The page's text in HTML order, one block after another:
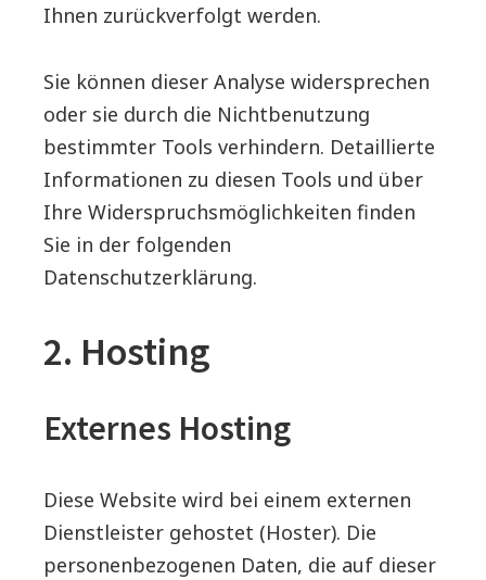
Ihnen zurückverfolgt werden.
Sie können dieser Analyse widersprechen
oder sie durch die Nichtbenutzung
bestimmter Tools verhindern. Detaillierte
Informationen zu diesen Tools und über
Ihre Widerspruchsmöglichkeiten finden
Sie in der folgenden
Datenschutzerklärung.
2. Hosting
Externes Hosting
Diese Website wird bei einem externen
Dienstleister gehostet (Hoster). Die
personenbezogenen Daten, die auf dieser